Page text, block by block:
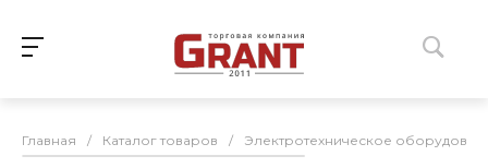
Главная / Каталог товаров / Электротехническое